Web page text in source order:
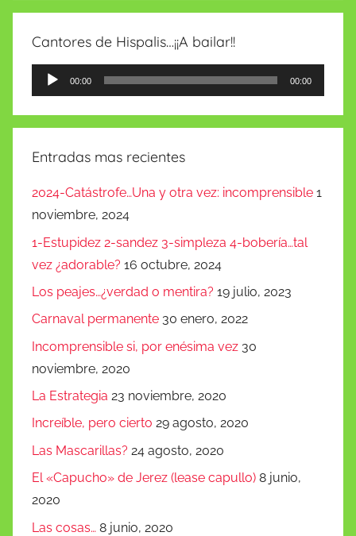
Cantores de Hispalis…¡¡A bailar!!
Reproductor
de
audio
00:00 00:00
Entradas mas recientes
2024-Catástrofe…Una y otra vez: incomprensible 1
noviembre, 2024
1-Estupidez 2-sandez 3-simpleza 4-bobería…tal
vez ¿adorable? 16 octubre, 2024
Los peajes…¿verdad o mentira? 19 julio, 2023
Carnaval permanente 30 enero, 2022
Incomprensible si, por enésima vez 30
noviembre, 2020
La Estrategia 23 noviembre, 2020
Increíble, pero cierto 29 agosto, 2020
Las Mascarillas? 24 agosto, 2020
El «Capucho» de Jerez (lease capullo) 8 junio,
2020
Las cosas… 8 junio, 2020